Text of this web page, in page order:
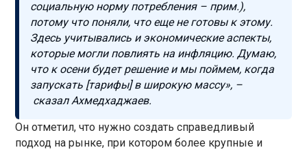
социальную норму потребления – прим.),
потому что поняли, что еще не готовы к этому.
Здесь учитывались и экономические аспекты,
которые могли повлиять на инфляцию. Думаю,
что к осени будет решение и мы поймем, когда
запускать [тарифы] в широкую массу», –
сказал Ахмедхаджаев.
Он отметил, что нужно создать справедливый
подход на рынке, при котором более крупные и